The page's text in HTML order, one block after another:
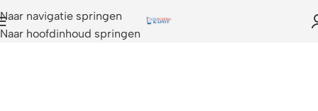
Naar navigatie springen
Naar hoofdinhoud springen